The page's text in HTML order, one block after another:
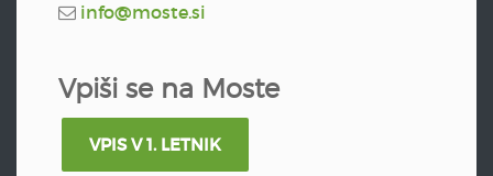
info@moste.si
Vpiši se na Moste
VPIS V 1. LETNIK